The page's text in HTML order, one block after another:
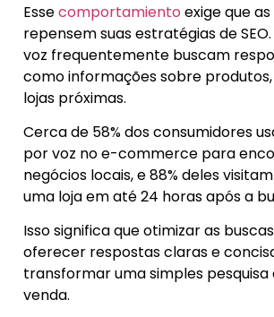
Essecomportamiento exige que
repensem suas estratégias de
voz frequentemente buscam
como informações sobre
lojas próximas.
Cerca de 58% dos consumidores
por voz no e-commerce para
negócios locais, e 88% deles
uma loja em até 24 horas após a
Isso significa que otimizar as
oferecer respostas claras e
transformar uma simples pesquisa
venda.